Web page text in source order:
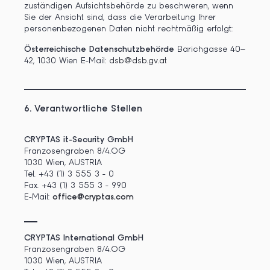
zuständigen Aufsichtsbehörde zu beschweren, wenn
Sie der Ansicht sind, dass die Verarbeitung Ihrer
personenbezogenen Daten nicht rechtmäßig erfolgt:
Österreichische Datenschutzbehörde Barichgasse 40–
42, 1030 Wien E-Mail: dsb@dsb.gv.at
6. Verantwortliche Stellen
CRYPTAS it-Security GmbH
Franzosengraben 8/4.OG
1030 Wien, AUSTRIA
Tel. +43 (1) 3 555 3 - 0
Fax. +43 (1) 3 555 3 - 990
E-Mail: office@cryptas.com
CRYPTAS International GmbH
Franzosengraben 8/4.OG
1030 Wien, AUSTRIA